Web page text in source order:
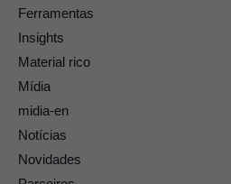
Ferramentas
Insights
Material rico
Mídia
midia-en
Notícias
Novidades